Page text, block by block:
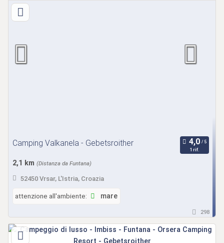
Camping Valkanela - Gebetsroither
1 rif.
2,1 km (Distanza da Funtana)
52450 Vrsar, L'Istria, Croazia
attenzione all'ambiente: mare
298